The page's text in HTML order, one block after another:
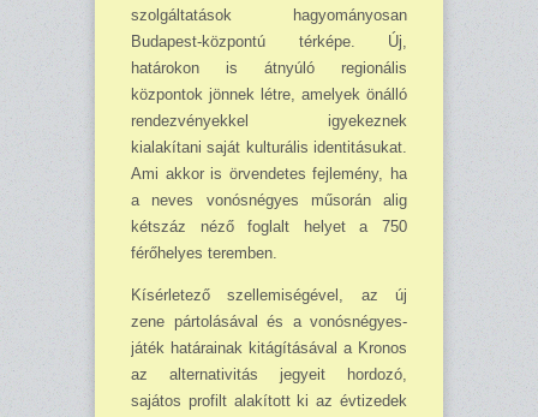
szolgáltatások hagyo­mányosan
Budapest-központú térképe. Új,
határokon is átnyúló regionális
központok jönnek létre, amelyek önálló
rend­ez­vé­nyekkel igyekeznek
kialakítani saját kulturális identitásukat.
Ami akkor is örvendetes fejlemény, ha
a neves vonósnégyes műsorán alig
kétszáz néző foglalt helyet a 750
férőhelyes teremben.
Kísérletező szellemiségével, az új
zene pártolásával és a vonósnégyes-
játék határainak ki­tágításával a Kronos
az alternativitás jegyeit hordozó,
sajátos profilt alakított ki az évtizedek